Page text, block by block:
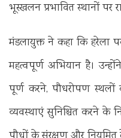
भूस्खलन प्रभावित स्थानों पर
‎मंडलायुक्त ने कहा कि हरेला
महत्वपूर्ण अभियान है।
पूर्ण करने, पौधरोपण
व्यवस्थाएं सुनिश्चित करने के